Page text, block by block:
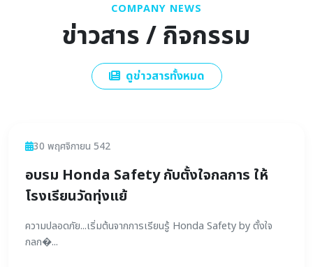
COMPANY NEWS
ข่าวสาร / กิจกรรม
ดูข่าวสารทั้งหมด
ข่าวสาร
30 พฤศจิกายน 542
อบรม Honda Safety กับตั้งใจกลการ ให้
โรงเรียนวัดทุ่งแย้
ความปลอดภัย...เริ่มต้นจากการเรียนรู้ Honda Safety by ตั้งใจ
กลก�...